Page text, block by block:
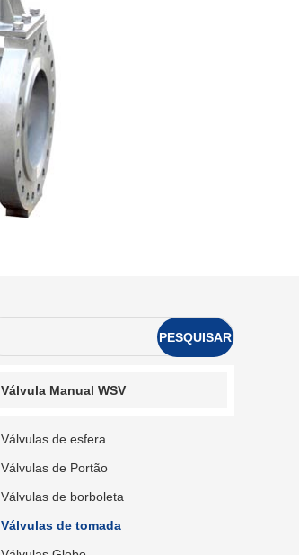
PESQUISAR
Válvula Manual WSV
Válvulas de esfera
Válvulas de Portão
Válvulas de borboleta
Válvulas de tomada